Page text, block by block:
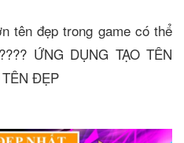
tên đẹp trong game có thể
ỨNG DỤNG TẠO TÊN
ĐẸP